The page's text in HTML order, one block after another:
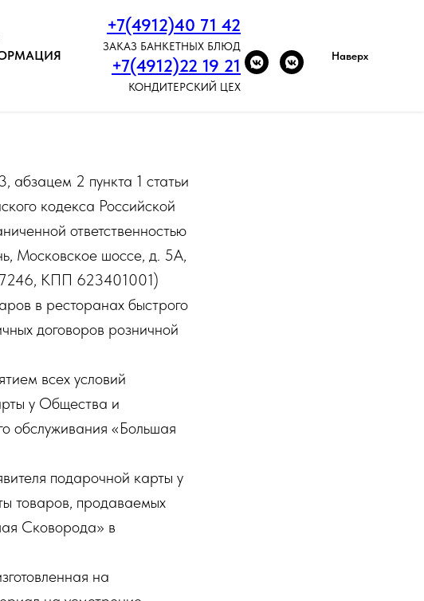
+7(4912)40 71 42
ЗАКАЗ БАНКЕТНЫХ БЛЮД
+7(4912)22 19 21
КОНДИТЕРСКИЙ ЦЕХ
Наверх
абзацем 2 пункта 1 статьи
кодекса Российской
ответственностью
Московское шоссе, д. 5А,
КПП 623401001)
в ресторанах быстрого
договоров розничной
всех условий
у Общества и
обслуживания «Большая
подарочной карты у
товаров, продаваемых
Сковорода» в
на